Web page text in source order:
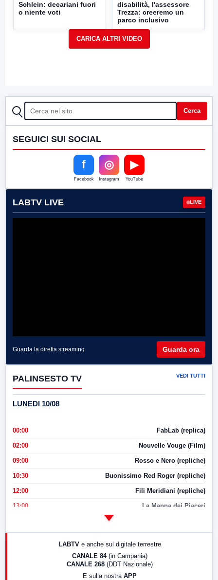
Schlein: decariani fuori
o niente voti
disabilità, l'assessore
Trezza: creeremo un
parco inclusivo
CERCA Cerca
SEGUICI SUI SOCIAL
f
Facebook
◎
Instagram
▶
YouTube
LABTV LIVE LIVE
Guarda la diretta streaming Guarda ora
PALINSESTO TV VEDI TUTTI
LUNEDI 10/08
00:00 FabLab (replica)
02:00 Nouvelle Vouge (Film)
09:00 Rosso e Nero (repliche)
10:30 Buonissimo Red Roger (repliche)
12:00 Fili Meridiani (repliche)
13:00 La Mappa dei Piaceri
17:00 LabNews (replica)
LABTV e anche sul digitale terrestre
CANALE 84 (in Campania)
CANALE 268 (DDT Nazionale)
E sulla nostra APP